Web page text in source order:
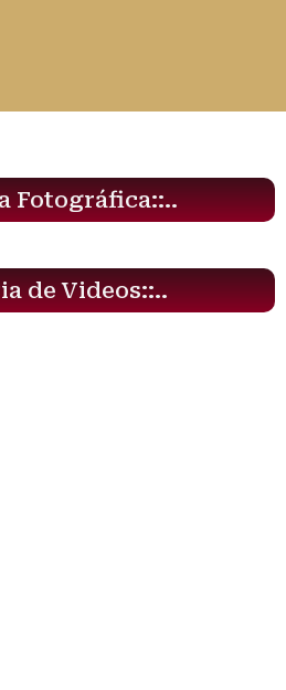
Fotográfica::..
de Videos::..